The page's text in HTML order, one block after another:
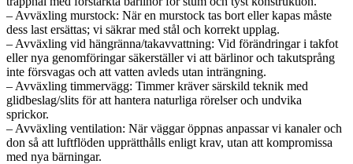
– Avväxling murstock: När en murstock tas bort eller kapas måste
dess last ersättas; vi säkrar med stål och korrekt upplag.
– Avväxling vid hängränna/takavvattning: Vid förändringar i takfot
eller nya genomföringar säkerställer vi att bärlinor och takutsprång
inte försvagas och att vatten avleds utan inträngning.
– Avväxling timmervägg: Timmer kräver särskild teknik med
glidbeslag/slits för att hantera naturliga rörelser och undvika
sprickor.
– Avväxling ventilation: När väggar öppnas anpassar vi kanaler och
don så att luftflöden upprätthålls enligt krav, utan att kompromissa
med nya bärningar.